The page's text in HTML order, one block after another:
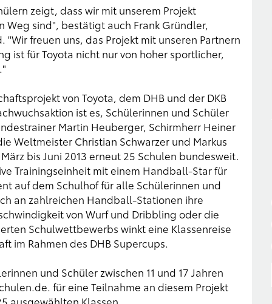
zeigt, dass wir mit unserem Projekt
Weg sind", bestätigt auch Frank Gründler,
freuen uns, das Projekt mit unseren Partnern
ist für Toyota nicht nur von hoher sportlicher,
von Toyota, dem DHB und der DKB
ist es, Schülerinnen und Schüler
Martin Heuberger, Schirmherr Heiner
Weltmeister Christian Schwarzer und Markus
bis Juni 2013 erneut 25 Schulen bundesweit.
Trainingseinheit mit einem Handball-Star für
auf dem Schulhof für alle Schülerinnen und
an zahlreichen Handball-Stationen ihre
von Wurf und Dribbling oder die
Schulwettbewerbs winkt eine Klassenreise
im Rahmen des DHB Supercups.
und Schüler zwischen 11 und 17 Jahren
. für eine Teilnahme an diesem Projekt